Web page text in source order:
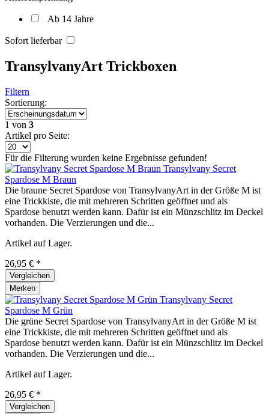
Ab 14 Jahre
Sofort lieferbar
TransylvanyArt Trickboxen
Filtern
Sortierung:
1 von 3
Artikel pro Seite:
Für die Filterung wurden keine Ergebnisse gefunden!
Transylvany Secret
Spardose M Braun
Die braune Secret Spardose von TransylvanyArt in der Größe M ist
eine Trickkiste, die mit mehreren Schritten geöffnet und als
Spardose benutzt werden kann. Dafür ist ein Münzschlitz im Deckel
vorhanden. Die Verzierungen und die...
Artikel auf Lager.
26,95 € *
Vergleichen
Merken
Transylvany Secret
Spardose M Grün
Die grüne Secret Spardose von TransylvanyArt in der Größe M ist
eine Trickkiste, die mit mehreren Schritten geöffnet und als
Spardose benutzt werden kann. Dafür ist ein Münzschlitz im Deckel
vorhanden. Die Verzierungen und die...
Artikel auf Lager.
26,95 € *
Vergleichen